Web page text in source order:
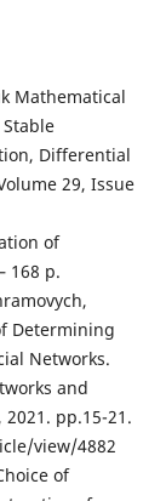
Mathematical
Differential
29, Issue
of
168 p.
Determining
Networks.
and
рр.15-21.
view/4882
of